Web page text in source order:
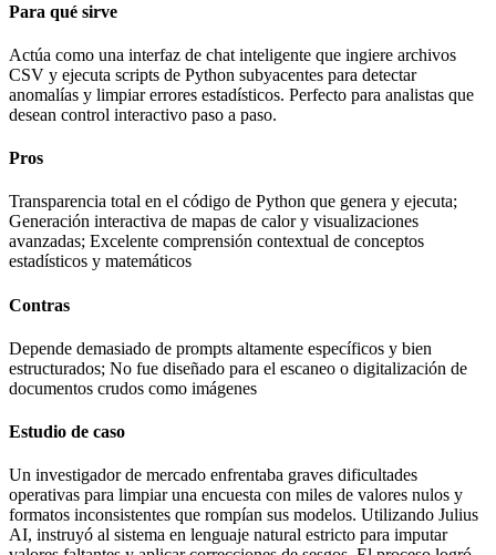
Para qué sirve
Actúa como una interfaz de chat inteligente que ingiere archivos
CSV y ejecuta scripts de Python subyacentes para detectar
anomalías y limpiar errores estadísticos. Perfecto para analistas que
desean control interactivo paso a paso.
Pros
Transparencia total en el código de Python que genera y ejecuta;
Generación interactiva de mapas de calor y visualizaciones
avanzadas; Excelente comprensión contextual de conceptos
estadísticos y matemáticos
Contras
Depende demasiado de prompts altamente específicos y bien
estructurados; No fue diseñado para el escaneo o digitalización de
documentos crudos como imágenes
Estudio de caso
Un investigador de mercado enfrentaba graves dificultades
operativas para limpiar una encuesta con miles de valores nulos y
formatos inconsistentes que rompían sus modelos. Utilizando Julius
AI, instruyó al sistema en lenguaje natural estricto para imputar